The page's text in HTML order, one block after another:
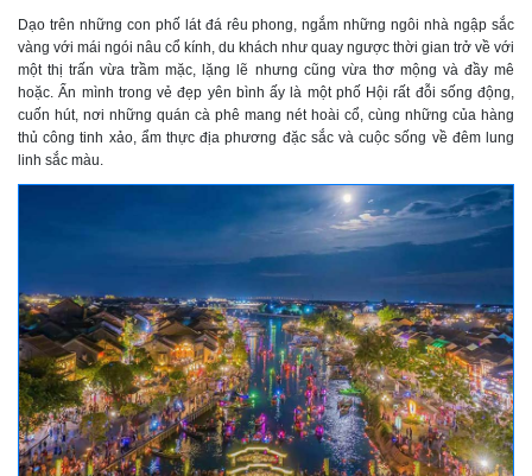
Dạo trên những con phố lát đá rêu phong, ngắm những ngôi nhà ngập sắc
vàng với mái ngói nâu cổ kính, du khách như quay ngược thời gian trở về với
một thị trấn vừa trầm mặc, lặng lẽ nhưng cũng vừa thơ mộng và đầy mê
hoặc. Ẩn mình trong vẻ đẹp yên bình ấy là một phố Hội rất đỗi sống động,
cuốn hút, nơi những quán cà phê mang nét hoài cổ, cùng những của hàng
thủ công tinh xảo, ẩm thực địa phương đặc sắc và cuộc sống về đêm lung
linh sắc màu.